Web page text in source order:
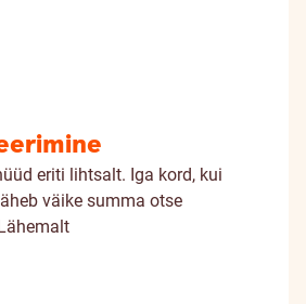
eriti lihtsalt. Iga kord, kui
väike summa otse